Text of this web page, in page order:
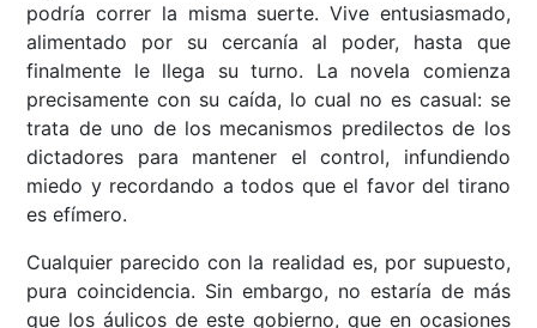
podría correr la misma suerte. Vive entusiasmado,
alimentado por su cercanía al poder, hasta que
finalmente le llega su turno. La novela comienza
precisamente con su caída, lo cual no es casual: se
trata de uno de los mecanismos predilectos de los
dictadores para mantener el control, infundiendo
miedo y recordando a todos que el favor del tirano
es efímero.
Cualquier parecido con la realidad es, por supuesto,
pura coincidencia. Sin embargo, no estaría de más
que los áulicos de este gobierno, que en ocasiones